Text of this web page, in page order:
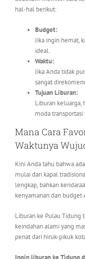
hal-hal berikut:
Budget:
Jika ingin hemat,
ideal.
Waktu:
Jika Anda tidak
sangat
Tujuan Liburan:
Liburan keluarga,
moda
Mana Cara
Waktunya
Kini Anda tahu bahwa
mulai dari kapal
lengkap, bahkan
kenyamanan dan budget
Liburan ke Pulau Tidung
keindahan alami yang
penat dari hiruk-pikuk
Ingin liburan ke Tidung